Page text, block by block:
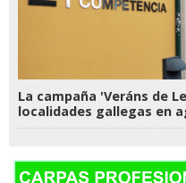
La campaña 'Veráns de
localidades gallegas en